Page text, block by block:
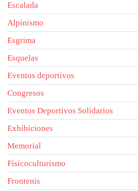
Escalada
Alpinismo
Esgrima
Esquelas
Eventos deportivos
Congresos
Eventos Deportivos Solidarios
Exhibiciones
Memorial
Fisicoculturismo
Frontenis